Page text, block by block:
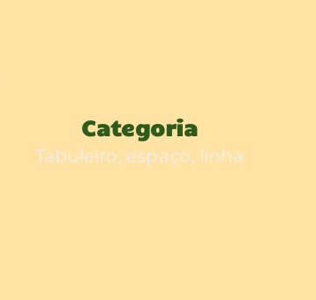
Categoria
Tabuleiro, espaço, linha